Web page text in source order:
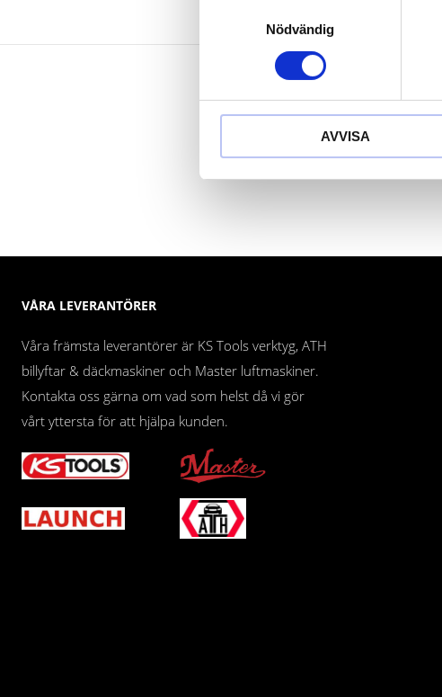
Nödvändig
AVVISA
VÅRA LEVERANTÖRER
Våra främsta leverantörer är KS Tools verktyg, ATH
billyftar & däckmaskiner och Master luftmaskiner.
Kontakta oss gärna om vad som helst då vi gör
vårt yttersta för att hjälpa kunden.